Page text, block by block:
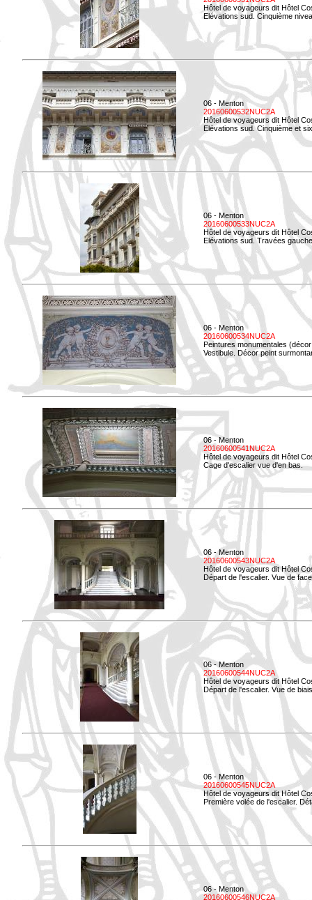
Hôtel de voyageurs dit Hôtel
Elévations sud. Cinquième
06 - Menton
20160600532NUC2A
Hôtel de voyageurs dit Hôtel
Elévations sud. Cinquième et
06 - Menton
20160600533NUC2A
Hôtel de voyageurs dit Hôtel
Elévations sud. Travées
06 - Menton
20160600534NUC2A
Peintures monumentales
Vestibule. Décor peint
06 - Menton
20160600541NUC2A
Hôtel de voyageurs dit Hôtel
Cage d'escalier vue d'en bas.
06 - Menton
20160600543NUC2A
Hôtel de voyageurs dit Hôtel
Départ de l'escalier. Vue de
06 - Menton
20160600544NUC2A
Hôtel de voyageurs dit Hôtel
Départ de l'escalier. Vue de
06 - Menton
20160600545NUC2A
Hôtel de voyageurs dit Hôtel
Première volée de l'escalier.
06 - Menton
20160600546NUC2A